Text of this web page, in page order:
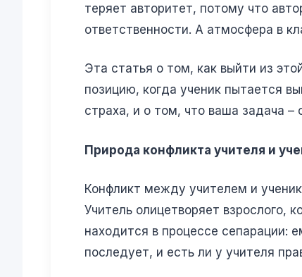
теряет авторитет, потому что
ответственности. А атмосфера в
Эта статья о том, как выйти из
позицию, когда ученик пытается
страха, и о том, что ваша задача
Природа конфликта учителя и
Конфликт между учителем и
Учитель олицетворяет взрослого,
находится в процессе сепарации:
последует, и есть ли у учителя